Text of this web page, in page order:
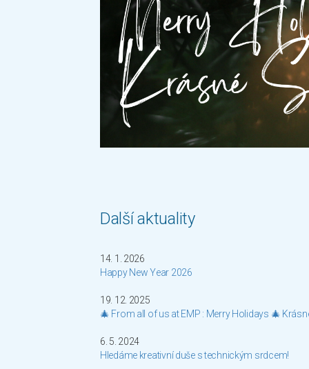
Další aktuality
14. 1. 2026
Happy New Year 2026
19. 12. 2025
🎄 From all of us at EMP : Merry Holidays 🎄
6. 5. 2024
Hledáme kreativní duše s technickým srdcem!